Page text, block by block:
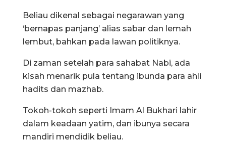
Beliau dikenal sebagai negarawan yang
‘bernapas panjang’ alias sabar dan lemah
lembut, bahkan pada lawan politiknya.
Di zaman setelah para sahabat Nabi, ada
kisah menarik pula tentang ibunda para ahli
hadits dan mazhab.
Tokoh-tokoh seperti Imam Al Bukhari lahir
dalam keadaan yatim, dan ibunya secara
mandiri mendidik beliau.